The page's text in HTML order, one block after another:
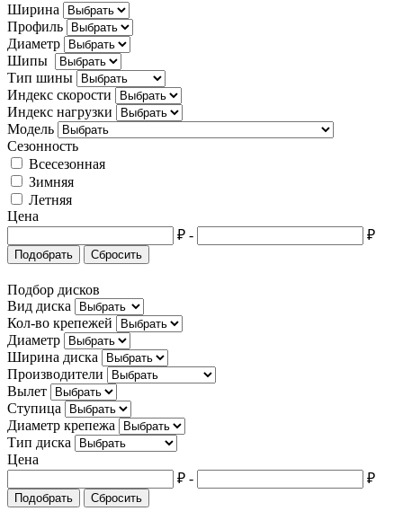
Ширина
Профиль
Диаметр
Шипы
Тип шины
Индекс скорости
Индекс нагрузки
Модель
Сезонность
Всесезонная
Зимняя
Летняя
Цена
₽ - ₽
Подобрать Сбросить
Подбор дисков
Вид диска
Кол-во крепежей
Диаметр
Ширина диска
Производители
Вылет
Ступица
Диаметр крепежа
Тип диска
Цена
₽ - ₽
Подобрать Сбросить